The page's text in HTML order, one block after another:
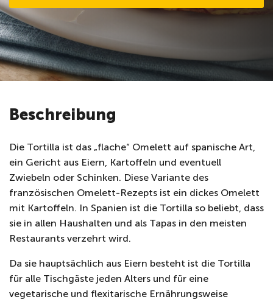
Beschreibung
Die Tortilla ist das „flache“ Omelett auf spanische Art,
ein Gericht aus Eiern, Kartoffeln und eventuell
Zwiebeln oder Schinken. Diese Variante des
französischen Omelett-Rezepts ist ein dickes Omelett
mit Kartoffeln. In Spanien ist die Tortilla so beliebt, dass
sie in allen Haushalten und als Tapas in den meisten
Restaurants verzehrt wird.
Da sie hauptsächlich aus Eiern besteht ist die Tortilla
für alle Tischgäste jeden Alters und für eine
vegetarische und flexitarische Ernährungsweise